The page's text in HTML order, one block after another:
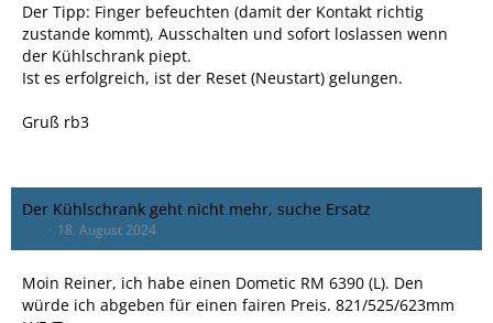
Der Tipp: Finger befeuchten (damit der Kontakt richtig
zustande kommt), Ausschalten und sofort loslassen wenn
der Kühlschrank piept.
Ist es erfolgreich, ist der Reset (Neustart) gelungen.
Gruß rb3
Der Kühlschrank geht nicht mehr, suche Ersatz
18. August 2024
Moin Reiner, ich habe einen Dometic RM 6390 (L). Den
würde ich abgeben für einen fairen Preis. 821/525/623mm